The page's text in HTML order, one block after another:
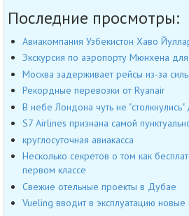
Последние просмотры:
Авиакомпания Узбекистон Хаво
Экскурсия по аэропорту Мюнхена для
Москва задерживает рейсы из-за
Рекордные перевозки от Ryanair
В небе Лондона чуть не
S7 Airlines признана самой
круглосуточная авиакасса
Несколько секретов о том как
первом классе
Свежие отельные проекты в Дубае
Vueling вводит в эксплуатацию